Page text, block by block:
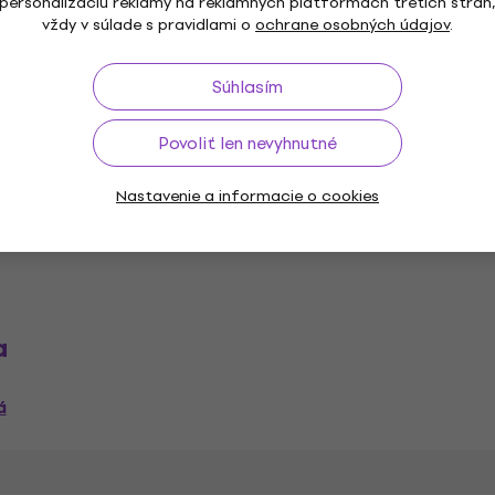
vždy v súlade s pravidlami o ochrane osobných údajov.
Súhlasím
Povoliť len nevyhnutné
Nastavenie a informacie o cookies
ešte nevlastnia. Rozsah funkcií závisí od konkrétnej
programu.
Flux Štúdiový software Flux Softwarové Plug-In